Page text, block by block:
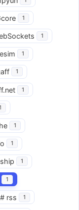
1
1
1
1
1
he 1
1
1
1
# rss 1